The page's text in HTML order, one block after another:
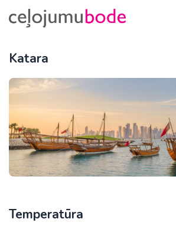
Katara
Temperatūra